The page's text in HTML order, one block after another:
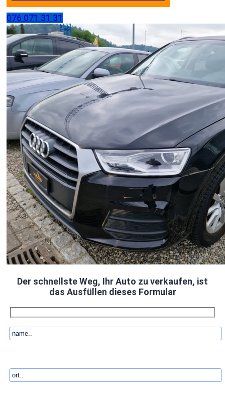
076 071 31 31
Der schnellste Weg, Ihr Auto zu verkaufen, ist
das Ausfüllen dieses Formular